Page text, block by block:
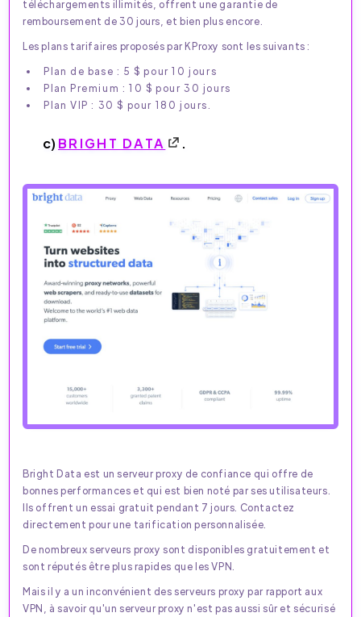
téléchargements illimités, offrent une garantie de
remboursement de 30 jours, et bien plus encore.
Les plans tarifaires proposés par KProxy sont les suivants :
Plan de base : 5 $ pour 10 jours
Plan Premium : 10 $ pour 30 jours
Plan VIP : 30 $ pour 180 jours.
c) BRIGHT DATA .
Bright Data est un serveur proxy de confiance qui offre de
bonnes performances et qui est bien noté par ses utilisateurs.
Ils offrent un essai gratuit pendant 7 jours. Contactez
directement pour une tarification personnalisée.
De nombreux serveurs proxy sont disponibles gratuitement et
sont réputés être plus rapides que les VPN.
Mais il y a un inconvénient des serveurs proxy par rapport aux
VPN, à savoir qu'un serveur proxy n'est pas aussi sûr et sécurisé